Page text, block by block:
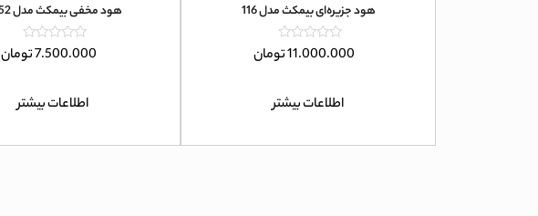
هود جزیره‌ای بیمکث مدل 116
امتیاز
0
11.000.000تومان
اطلاعات بیشتر
هود مخفی بیمکث مدل 2052
امتیاز
0
7.500.000تومان
اطلاعات بیشتر